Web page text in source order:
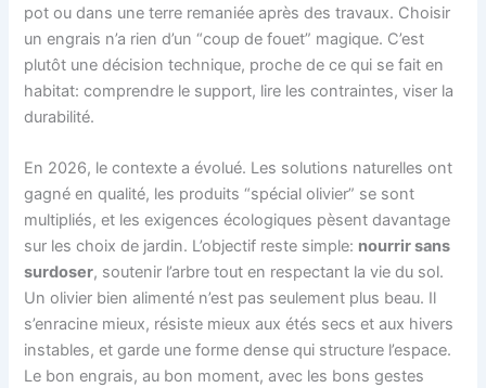
pot ou dans une terre remaniée après des travaux. Choisir
un engrais n’a rien d’un “coup de fouet” magique. C’est
plutôt une décision technique, proche de ce qui se fait en
habitat: comprendre le support, lire les contraintes, viser la
durabilité.
En 2026, le contexte a évolué. Les solutions naturelles ont
gagné en qualité, les produits “spécial olivier” se sont
multipliés, et les exigences écologiques pèsent davantage
sur les choix de jardin. L’objectif reste simple: nourrir sans
surdoser, soutenir l’arbre tout en respectant la vie du sol.
Un olivier bien alimenté n’est pas seulement plus beau. Il
s’enracine mieux, résiste mieux aux étés secs et aux hivers
instables, et garde une forme dense qui structure l’espace.
Le bon engrais, au bon moment, avec les bons gestes